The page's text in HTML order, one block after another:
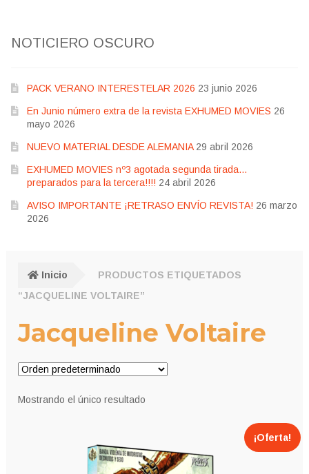
NOTICIERO OSCURO
PACK VERANO INTERESTELAR 2026 23 junio 2026
En Junio número extra de la revista EXHUMED MOVIES 26
mayo 2026
NUEVO MATERIAL DESDE ALEMANIA 29 abril 2026
EXHUMED MOVIES nº3 agotada segunda tirada…
preparados para la tercera!!!! 24 abril 2026
AVISO IMPORTANTE ¡RETRASO ENVÍO REVISTA! 26 marzo
2026
Inicio
PRODUCTOS ETIQUETADOS
“JACQUELINE VOLTAIRE”
Jacqueline Voltaire
Mostrando el único resultado
¡Oferta!